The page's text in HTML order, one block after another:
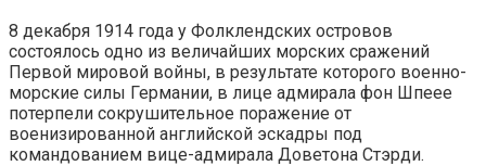
8 декабря 1914 года у Фолклендских островов
состоялось одно из величайших морских сражений
Первой мировой войны, в результате которого военно-
морские силы Германии, в лице адмирала фон Шпеее
потерпели сокрушительное поражение от
военизированной английской эскадры под
командованием вице-адмирала Доветона Стэрди.